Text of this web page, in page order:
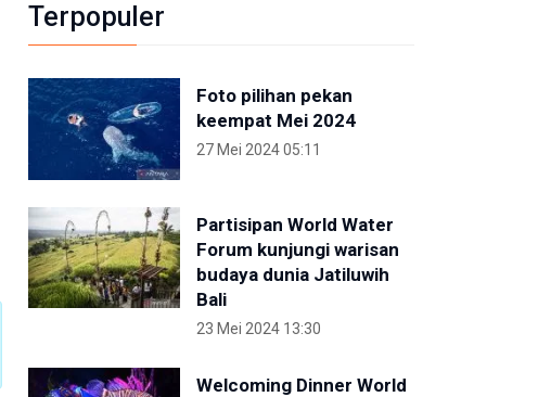
Terpopuler
Foto pilihan pekan
keempat Mei 2024
27 Mei 2024 05:11
Partisipan World Water
Forum kunjungi warisan
budaya dunia Jatiluwih
Bali
23 Mei 2024 13:30
Welcoming Dinner World